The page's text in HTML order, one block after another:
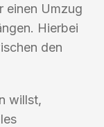
einen Umzug
Hierbei
den
willst,